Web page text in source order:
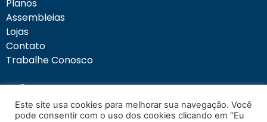
Planos
Assembleias
Lojas
Contato
Trabalhe Conosco
Este site usa cookies para melhorar sua navegação. Você
pode consentir com o uso dos cookies clicando em “Eu